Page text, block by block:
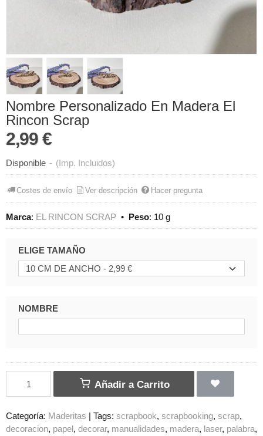
Nombre Personalizado En Madera El
Rincon Scrap
2,99 €
Disponible - (Imp. Incluidos)
Costes de envío Ver descripción Hacer pregunta
Marca: EL RINCON SCRAP • Peso: 10 g
ELIGE TAMAÑO
NOMBRE
Añadir a Carrito
Categoría: Maderitas | Tags: scrapbook scrapbooking scrap
decoracion papel decorar manualidades madera laser palabra